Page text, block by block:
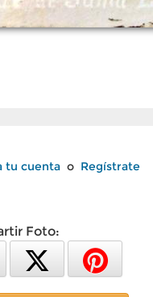
tu cuenta o Regístrate
Foto: